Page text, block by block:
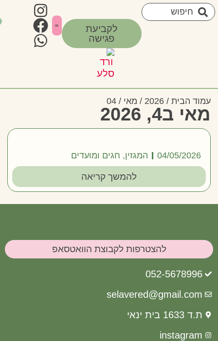
לקביעת
פגישה
הבית/
2026
/מאי/ 04
2026
04/05/ המגזין ,חגים ומועדים
להמשך קריאה
להצטרפות לקבוצת הוואטסאפ
052-
ינאי